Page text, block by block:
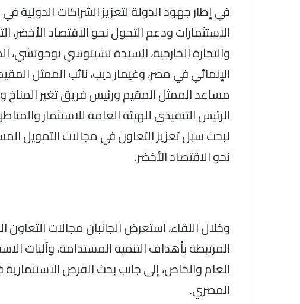
في إطار جهود الدولة لتعزيز الشراكات الدولية
الاستثمارات ودعم التحول نحو الاقتصاد الأخضر،
والتجارة الخارجية، السيدة تشيتوسي نوجوتشي،
الإنمائي في مصر، وغيمار ديب، نائب الممثل
مساعد الممثل المقيم ورئيس فريق تغير المناخ
الرئيس التنفيذي للهيئة العامة للاستثمار
لبحث سبل تعزيز التعاون في مجالات التمويل
نحو الاقتصاد الأخضر.
وخلال اللقاء، استعرض الجانبان مجالات
المرتبطة بأهداف التنمية المستدامة، وآليات
العام والخاص، إلى جانب بحث الفرص
المصري.